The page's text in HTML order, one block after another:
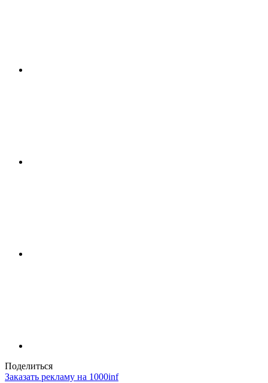
Поделиться
Заказать рекламу на 1000inf